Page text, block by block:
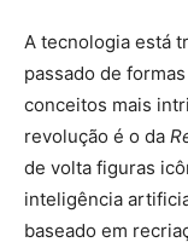
A tecnologia está
passado de
conceitos mais
revolução é o da
de volta figuras
inteligência
baseado em